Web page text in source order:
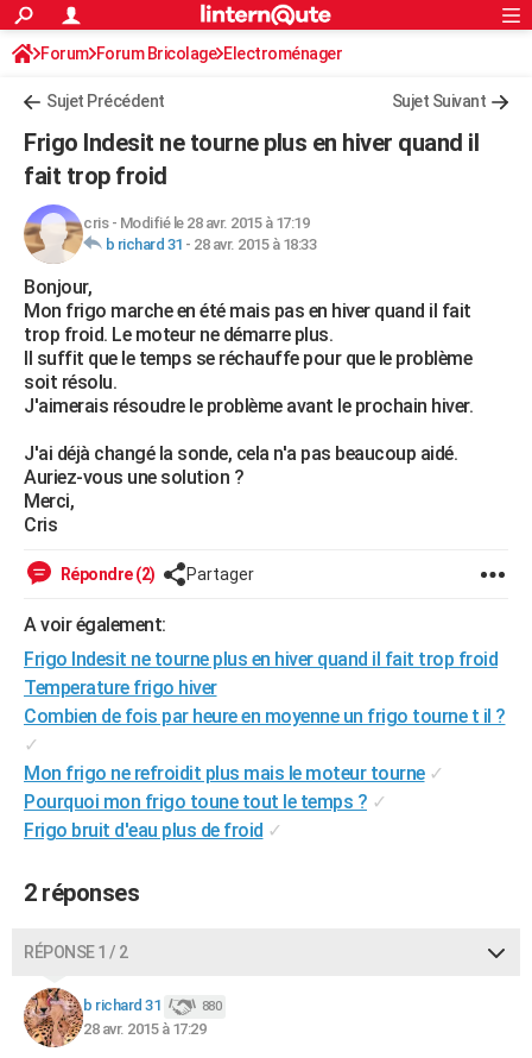
ACTUALITÉS
Politique
Société
Faits Divers
Education
Monde
Villes
+
Programme TV
TNTStreaming
Cinéma
Sorties cinéma
Musique
+FINANCE
Retraite
Impôts
Epargne
Immobilier
Risques naturels par ville
Banque
Assurance
Crédit
AUTO
Essais
Réserver un essai
Citadines
Berlines
SUV
Forum auto
HIGH-TECH
Mobiles
Meilleur smartphone
Internet
Ordinateurs
Jeux vidéo
Guide high-tech
BRICOLAGE
Forum
Aménagement intérieur
Extérieur
Cuisine
Salle de bains
Jardinage
Rangement
WEEK-END
Guides de France
Escapades
Patrimoine
Expositions
Musées
Week-end nature
+LIFESTYLE
Art de vivre
Bien-être
Loisirs
Mode
Modes de vie
SANTE
Alimentation
Guide de la santé
Maladies
Médicaments
Sommeil
VOYAGE
PHOTO
BONS PLANS
CARTE DE VOEUX
Carte de Noël
Carte Bonne année
Carte Saint-Valentin
Carte Pâques
Carte d'anniversaire
DICTIONNAIRE
Dictionnaire
Biographies
Citations
Expressions
Proverbes
PROGRAMME TV
S'inscrire
Se connecter
Lycées
Collèges
Primaires
Universités
Entreprises
Service militaire
Avis de recherche
AVIS DE DÉCÈS
FORUM
Bricolage
Lifestyle
Culture
Sport
Auto
Television
Voyage
Cinema
S'inscrire
Connexion
Forum Forum Bricolage Electroménager
Sujet Précédent Sujet Suivant
Frigo Indesit ne tourne plus en hiver quand il
fait trop froid
cris- Modifié le 28 avr. 2015 à 17:19
b richard 31 - 28 avr. 2015 à 18:33
Bonjour,
Mon frigo marche en été mais pas en hiver quand il fait
trop froid. Le moteur ne démarre plus.
Il suffit que le temps se réchauffe pour que le problème
soit résolu.
J'aimerais résoudre le problème avant le prochain hiver.
J'ai déjà changé la sonde, cela n'a pas beaucoup aidé.
Auriez-vous une solution ?
Merci,
Cris
Répondre (2) Partager
A voir également:
Frigo Indesit ne tourne plus en hiver quand il fait trop froid
Temperature frigo hiver
Combien de fois par heure en moyenne un frigo tourne t il ?
✓
Mon frigo ne refroidit plus mais le moteur tourne ✓
Pourquoi mon frigo toune tout le temps ? ✓
Frigo bruit d'eau plus de froid ✓
2 réponses
RÉPONSE 1 / 2
b richard 31 880
28 avr. 2015 à 17:29